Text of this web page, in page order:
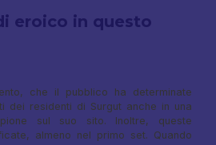
eroico in questo
che il pubblico ha determinate
dei residenti di Surgut anche in una
sul suo sito. Inoltre, queste
almeno nel primo set. Quando